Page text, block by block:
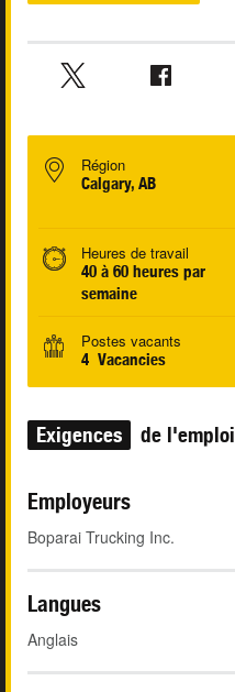
Région
Calgary, AB
Heures de travail
40 à 60 heures par
semaine
Postes vacants
4 Vacancies
Exigences de l'emploi
Employeurs
Boparai Trucking Inc.
Langues
Anglais